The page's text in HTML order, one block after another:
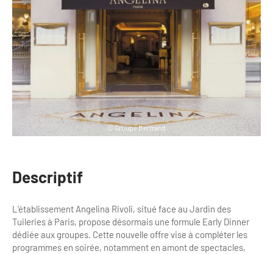
Chiffres clés de la destination
Repères annuel
Ateliers
Matinales
Webinaires
E-learning
Bilan des actions de professionnalisation
Améliorer l’expérience de vos visiteurs
Partage d'expériences professionnelles
Labels, Certifications et Normes
Parcs d’attractions et animaliers
Cabarets et casino
Expériences et visites
Grands magasins et outlets
Golfs
Logistique
Agences Réceptives et évènementielles
Guides et interprètes
© Groupe Bertrand
Descriptif
L’établissement Angelina Rivoli, situé face au Jardin des
Tuileries à Paris, propose désormais une formule Early Dinner
dédiée aux groupes. Cette nouvelle offre vise à compléter les
programmes en soirée, notamment en amont de spectacles,